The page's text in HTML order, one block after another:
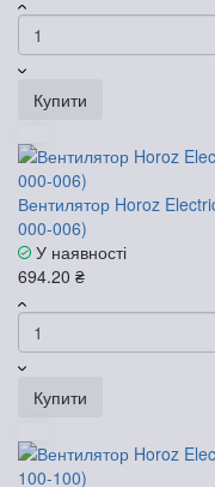
Купити
Вентилятор Horoz
000-006)
У наявності
694.20 ₴
Купити